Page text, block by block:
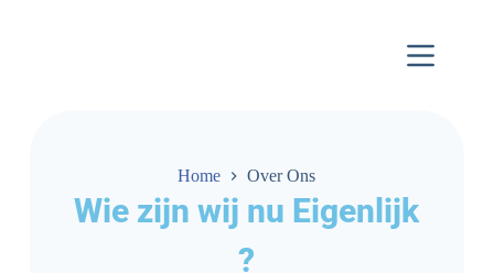
Home Over Ons
Wie zijn wij nu Eigenlijk
?